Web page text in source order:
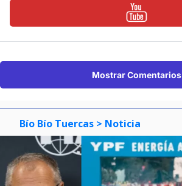
Mostrar Comentarios
Bío Bío Tuercas > Noticia